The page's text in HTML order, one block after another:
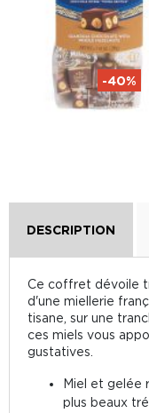
-40%
DESCRIPTION
Ce coffret dévoile
d'une miellerie
tisane, sur une
ces miels vous
gustatives.
Miel et gelée
plus beaux